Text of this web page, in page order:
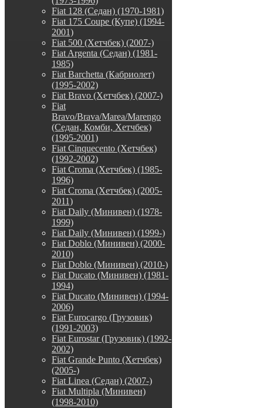
Fiat 128 (Седан) (1970-1981)
Fiat 175 Coupe (Купе) (1994-
2001)
Fiat 500 (Хетчбек) (2007-)
Fiat Argenta (Седан) (1981-
1985)
Fiat Barchetta (Кабриолет)
(1995-2002)
Fiat Bravo (Хетчбек) (2007-)
Fiat
Bravo/Brava/Marea/Marengo
(Седан, Комби, Хетчбек)
(1995-2001)
Fiat Cinquecento (Хетчбек)
(1992-2002)
Fiat Croma (Хетчбек) (1985-
1996)
Fiat Croma (Хетчбек) (2005-
2011)
Fiat Daily (Минивен) (1978-
1999)
Fiat Daily (Минивен) (1999-)
Fiat Doblo (Минивен) (2000-
2010)
Fiat Doblo (Минивен) (2010-)
Fiat Ducato (Минивен) (1981-
1994)
Fiat Ducato (Минивен) (1994-
2006)
Fiat Eurocargo (Грузовик)
(1991-2003)
Fiat Eurostar (Грузовик) (1992-
2002)
Fiat Grande Punto (Хетчбек)
(2005-)
Fiat Linea (Седан) (2007-)
Fiat Multipla (Минивен)
(1998-2010)